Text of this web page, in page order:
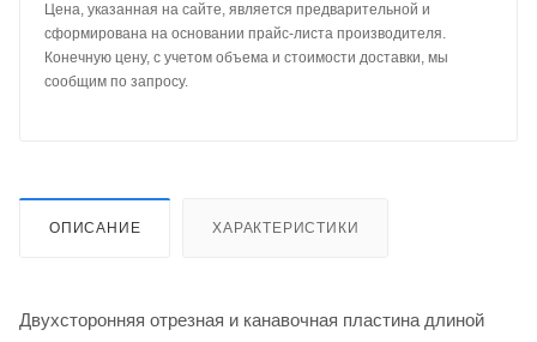
Цена, указанная на сайте, является предварительной и
сформирована на основании прайс-листа производителя.
Конечную цену, с учетом объема и стоимости доставки, мы
сообщим по запросу.
ОПИСАНИЕ ХАРАКТЕРИСТИКИ
Двухсторонняя отрезная и канавочная пластина длиной